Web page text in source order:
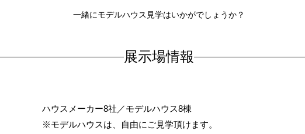
一緒にモデルハウス見学はいかがでしょうか？
展示場情報
ハウスメーカー8社／モデルハウス8棟
※モデルハウスは、自由にご見学頂けます。